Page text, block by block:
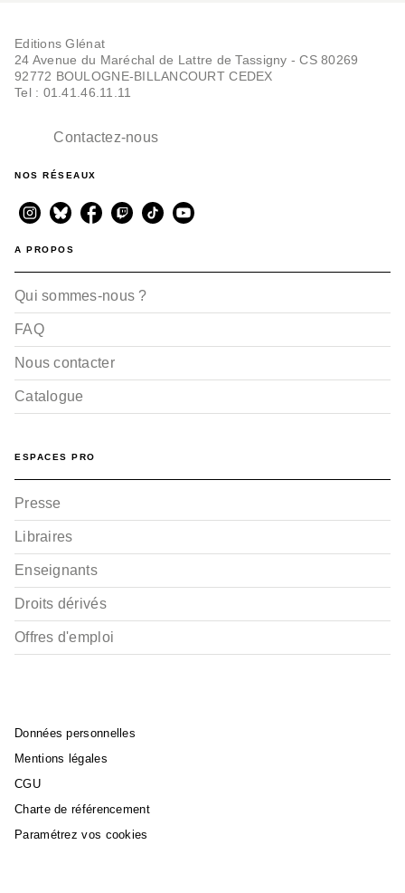
Editions Glénat
24 Avenue du Maréchal de Lattre de Tassigny - CS 80269
92772 BOULOGNE-BILLANCOURT CEDEX
Tel : 01.41.46.11.11
Contactez-nous
NOS RÉSEAUX
A PROPOS
Qui sommes-nous ?
FAQ
Nous contacter
Catalogue
ESPACES PRO
Presse
Libraires
Enseignants
Droits dérivés
Offres d'emploi
Données personnelles
Mentions légales
CGU
Charte de référencement
Paramétrez vos cookies